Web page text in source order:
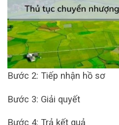
Bước 2: Tiếp nhận hồ sơ
Bước 3: Giải quyết
Bước 4: Trả kết quả